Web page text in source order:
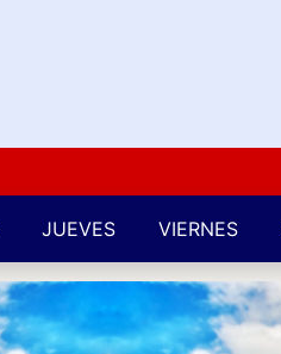
JUEVES VIERNES